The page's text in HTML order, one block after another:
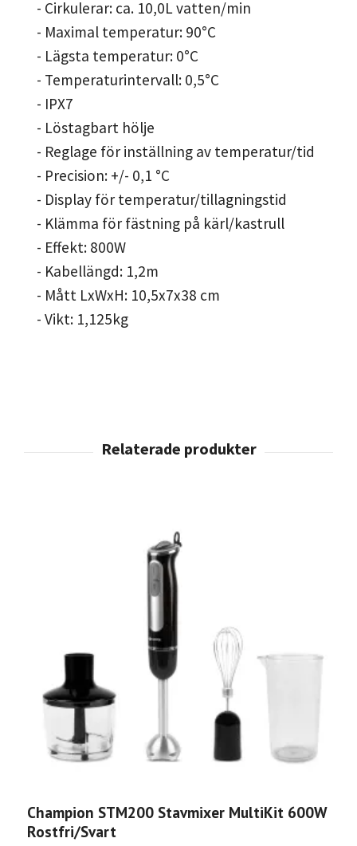
- Cirkulerar: ca. 10,0L vatten/min
- Maximal temperatur: 90°C
- Lägsta temperatur: 0°C
- Temperaturintervall: 0,5°C
- IPX7
- Löstagbart hölje
- Reglage för inställning av temperatur/tid
- Precision: +/- 0,1 °C
- Display för temperatur/tillagningstid
- Klämma för fästning på kärl/kastrull
- Effekt: 800W
- Kabellängd: 1,2m
- Mått LxWxH: 10,5x7x38 cm
- Vikt: 1,125kg
Champion STM200 Stavmixer MultiKit 600W
Rostfri/Svart